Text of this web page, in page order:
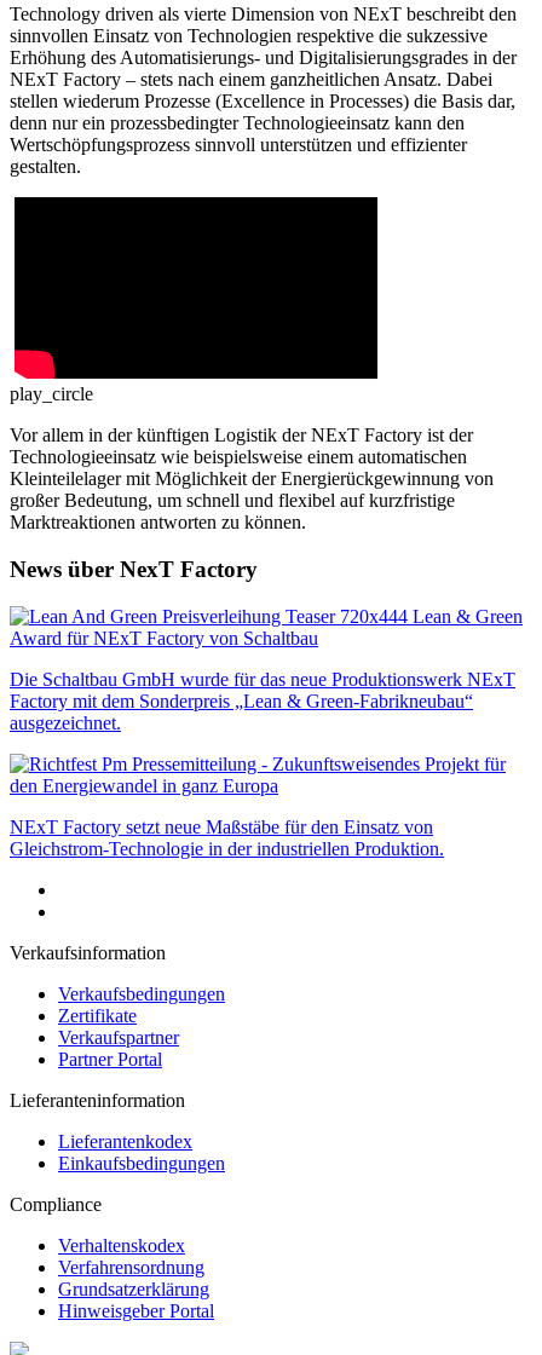
Technology driven als vierte Dimension von NExT beschreibt den
sinnvollen Einsatz von Technologien respektive die sukzessive
Erhöhung des Automatisierungs- und Digitalisierungsgrades in der
NExT Factory – stets nach einem ganzheitlichen Ansatz. Dabei
stellen wiederum Prozesse (Excellence in Processes) die Basis dar,
denn nur ein prozessbedingter Technologieeinsatz kann den
Wertschöpfungsprozess sinnvoll unterstützen und effizienter
gestalten.
play_circle
Vor allem in der künftigen Logistik der NExT Factory ist der
Technologieeinsatz wie beispielsweise einem automatischen
Kleinteilelager mit Möglichkeit der Energierückgewinnung von
großer Bedeutung, um schnell und flexibel auf kurzfristige
Marktreaktionen antworten zu können.
News über NexT Factory
Lean & Green
Award für NExT Factory von Schaltbau
Die Schaltbau GmbH wurde für das neue Produktionswerk NExT
Factory mit dem Sonderpreis „Lean & Green-Fabrikneubau“
ausgezeichnet.
Pressemitteilung - Zukunftsweisendes Projekt für
den Energiewandel in ganz Europa
NExT Factory setzt neue Maßstäbe für den Einsatz von
Gleichstrom-Technologie in der industriellen Produktion.
Verkaufsinformation
Verkaufsbedingungen
Zertifikate
Verkaufspartner
Partner Portal
Lieferanteninformation
Lieferantenkodex
Einkaufsbedingungen
Compliance
Verhaltenskodex
Verfahrensordnung
Grundsatzerklärung
Hinweisgeber Portal